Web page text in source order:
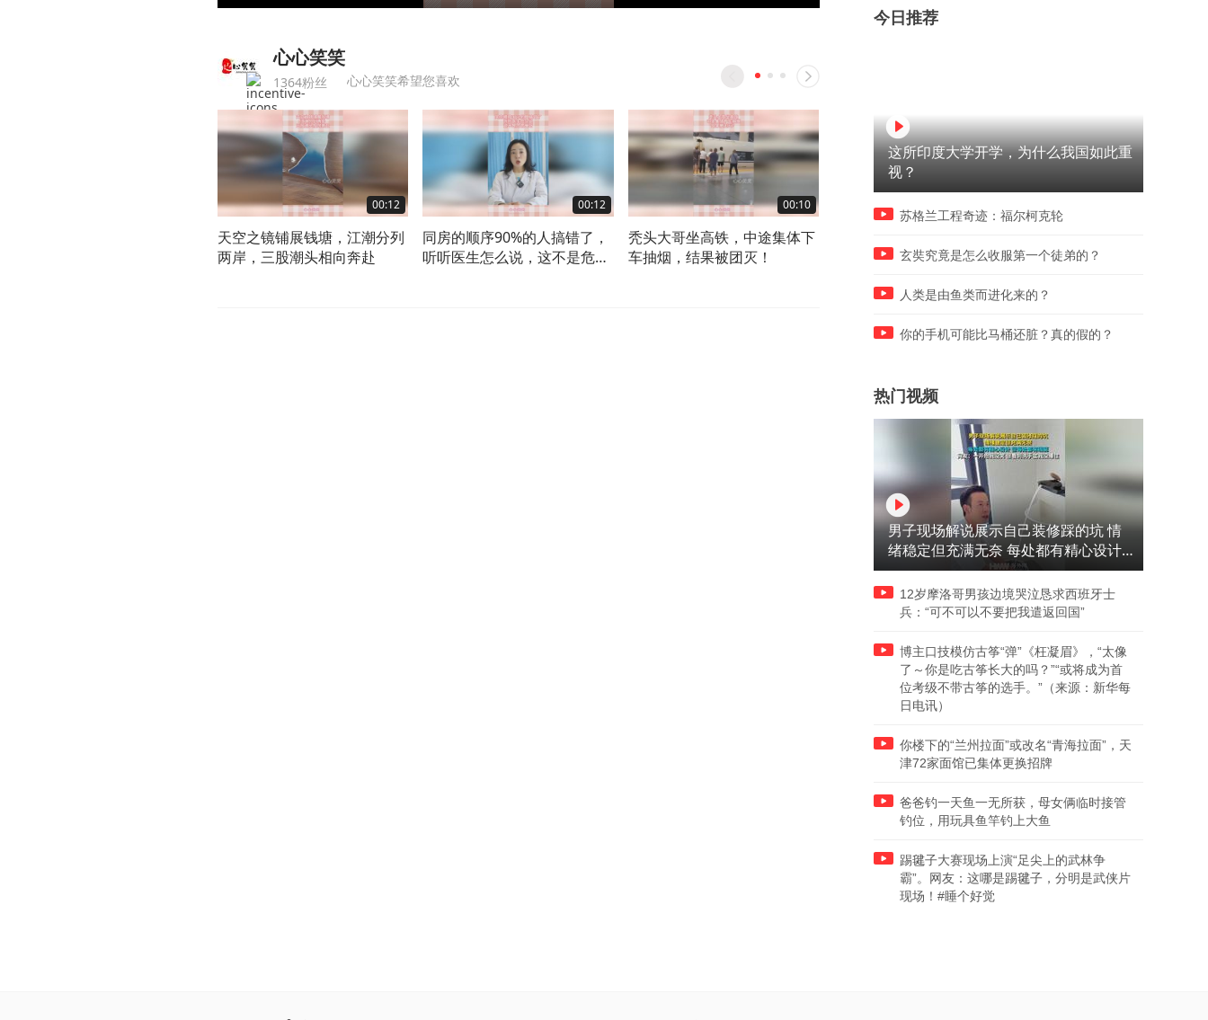
心心笑笑
1364粉丝 心心笑笑希望您喜欢
00:12
天空之镜铺展钱塘，江潮分列
两岸，三股潮头相向奔赴
00:12
同房的顺序90%的人搞错了，
听听医生怎么说，这不是危言
00:10
秃头大哥坐高铁，中途集体下
车抽烟，结果被团灭！
黄金， 这就是中国手艺的文化
香树，怎么发现里面有的！
今日推荐
这所印度大学开学，为什么我国如此重
视？
苏格兰工程奇迹：福尔柯克轮
玄奘究竟是怎么收服第一个徒弟的？
人类是由鱼类而进化来的？
你的手机可能比马桶还脏？真的假的？
热门视频
男子现场解说展示自己装修踩的坑 情
绪稳定但充满无奈 每处都有精心设计
但每处都有瑕疵 网友：一开始我没笑
但看到洗手盆我没绷住
12岁摩洛哥男孩边境哭泣恳求西班牙士
兵：“可不可以不要把我遣返回国”
博主口技模仿古筝“弹”《枉凝眉》，“太像
了～你是吃古筝长大的吗？”“或将成为首
位考级不带古筝的选手。”（来源：新华每
日电讯）
你楼下的“兰州拉面”或改名“青海拉面”，天
津72家面馆已集体更换招牌
爸爸钓一天鱼一无所获，母女俩临时接管
钓位，用玩具鱼竿钓上大鱼
踢毽子大赛现场上演“足尖上的武林争
霸”。网友：这哪是踢毽子，分明是武侠片
现场！#睡个好觉